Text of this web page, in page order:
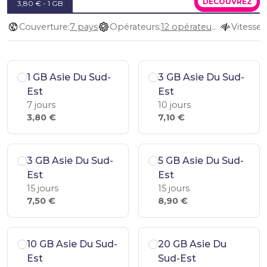
3,80 € - 1 GB
Couverture:7 pays Opérateurs: 12 opérateurs Vitesse:
1 GB Asie Du Sud-
Est
7 jours
3,80 €
3 GB Asie Du Sud-
Est
10 jours
7,10 €
3 GB Asie Du Sud-
Est
15 jours
7,50 €
5 GB Asie Du Sud-
Est
15 jours
8,90 €
10 GB Asie Du Sud-
Est
20 GB Asie Du
Sud-Est